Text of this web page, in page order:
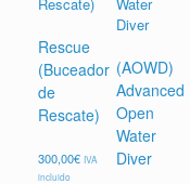
Rescue
(Buceador
de
Rescate)
300,00€ IVA
incluido
(AOWD)
Advanced
Open
Water
Diver